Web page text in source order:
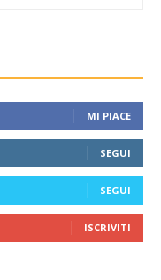
MI PIACE
SEGUI
SEGUI
ISCRIVITI